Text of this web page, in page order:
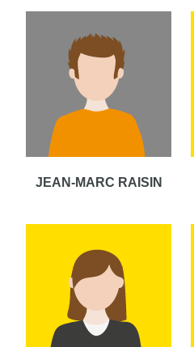
JEAN-MARC RAISIN